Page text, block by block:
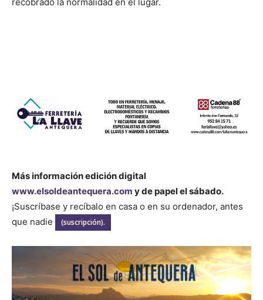
Más información edición digital
www.elsoldeantequera.com y de papel el sábado.
¡Suscríbase y recíbalo en casa o en su ordenador, antes
que nadie
(suscripción).